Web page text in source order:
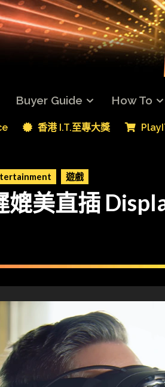
Buyer Guide How To
香港 I.T.至專大獎
遊戲
媲美直插